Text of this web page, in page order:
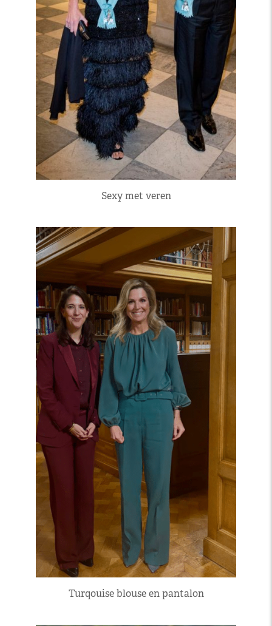
Sexy met veren
Turqouise blouse en pantalon